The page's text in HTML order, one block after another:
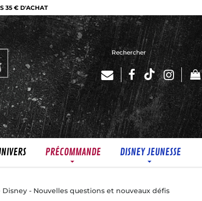
35 € D'ACHAT
PRÉCOMMANDE DISNEY JEUNESSE
- Nouvelles questions et nouveaux défis